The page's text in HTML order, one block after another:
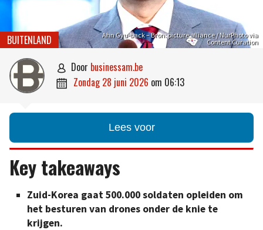
Ahn Gyu-back – Bron: picture alliance / NurPhoto via
Content Curation
BUITENLAND
 door businessam.be
 zondag 28 juni 2026 om 06:13
Lees voor
Key takeaways
Zuid-Korea gaat 500.000 soldaten opleiden om
het besturen van drones onder de knie te
krijgen.